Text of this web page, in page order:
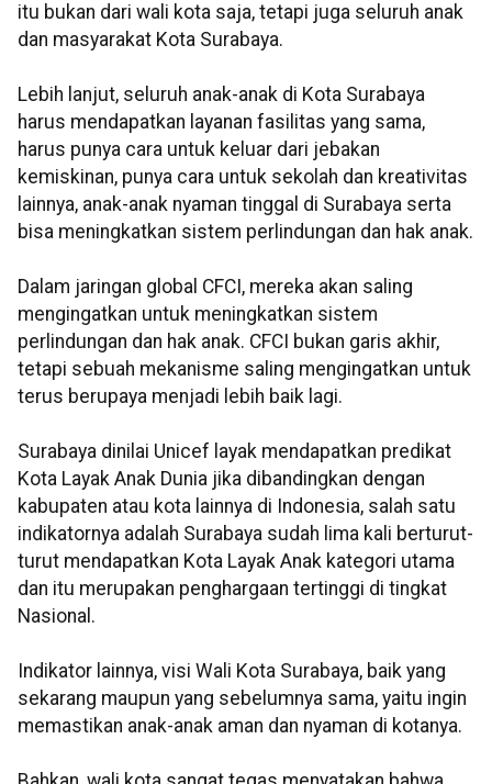
itu bukan dari wali kota saja, tetapi juga seluruh anak
dan masyarakat Kota Surabaya.
Lebih lanjut, seluruh anak-anak di Kota Surabaya
harus mendapatkan layanan fasilitas yang sama,
harus punya cara untuk keluar dari jebakan
kemiskinan, punya cara untuk sekolah dan kreativitas
lainnya, anak-anak nyaman tinggal di Surabaya serta
bisa meningkatkan sistem perlindungan dan hak anak.
Dalam jaringan global CFCI, mereka akan saling
mengingatkan untuk meningkatkan sistem
perlindungan dan hak anak. CFCI bukan garis akhir,
tetapi sebuah mekanisme saling mengingatkan untuk
terus berupaya menjadi lebih baik lagi.
Surabaya dinilai Unicef layak mendapatkan predikat
Kota Layak Anak Dunia jika dibandingkan dengan
kabupaten atau kota lainnya di Indonesia, salah satu
indikatornya adalah Surabaya sudah lima kali berturut-
turut mendapatkan Kota Layak Anak kategori utama
dan itu merupakan penghargaan tertinggi di tingkat
Nasional.
Indikator lainnya, visi Wali Kota Surabaya, baik yang
sekarang maupun yang sebelumnya sama, yaitu ingin
memastikan anak-anak aman dan nyaman di kotanya.